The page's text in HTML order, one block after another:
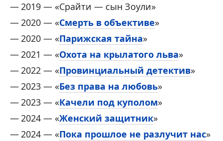
2019 — «Срайти — сын Зоули»
2020 — «Смерть в объективе»
2020 — «Парижская тайна»
2021 — «Охота на крылатого льва»
2022 — «Провинциальный детектив»
2023 — «Без права на любовь»
2023 — «Качели под куполом»
2024 — «Женский защитник»
2024 — «Пока прошлое не разлучит нас»